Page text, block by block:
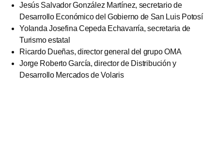
Jesús Salvador González Martínez, secretario de
Desarrollo Económico del Gobierno de San Luis Potosí
Yolanda Josefina Cepeda Echavarría, secretaria de
Turismo estatal
Ricardo Dueñas, director general del grupo OMA
Jorge Roberto García, director de Distribución y
Desarrollo Mercados de Volaris